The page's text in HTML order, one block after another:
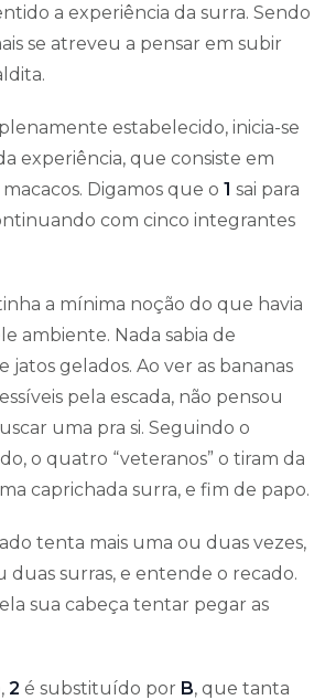
a experiência da surra. Sendo
se atreveu a pensar em subir
estabelecido, inicia-se
experiência, que consiste em
Digamos que o 1 sai para
com cinco integrantes
a mínima noção do que havia
ambiente. Nada sabia de
jatos gelados. Ao ver as bananas
pela escada, não pensou
uma pra si. Seguindo o
o quatro “veteranos” o tiram da
caprichada surra, e fim de papo.
tenta mais uma ou duas vezes,
duas surras, e entende o recado.
sua cabeça tentar pegar as
2 é substituído por B, que tanta